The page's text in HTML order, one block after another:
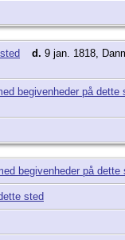
d. 9 jan. 1818,